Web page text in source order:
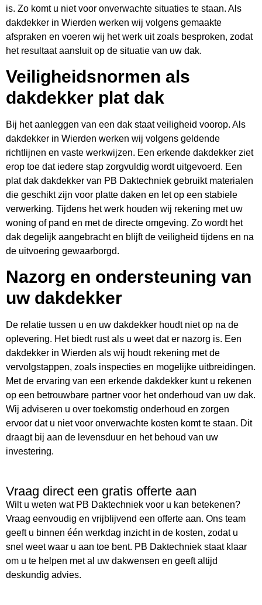
is. Zo komt u niet voor onverwachte situaties te staan. Als
dakdekker in Wierden werken wij volgens gemaakte
afspraken en voeren wij het werk uit zoals besproken, zodat
het resultaat aansluit op de situatie van uw dak.
Veiligheidsnormen als
dakdekker plat dak
Bij het aanleggen van een dak staat veiligheid voorop. Als
dakdekker in Wierden werken wij volgens geldende
richtlijnen en vaste werkwijzen. Een erkende dakdekker ziet
erop toe dat iedere stap zorgvuldig wordt uitgevoerd. Een
plat dak dakdekker van PB Daktechniek gebruikt materialen
die geschikt zijn voor platte daken en let op een stabiele
verwerking. Tijdens het werk houden wij rekening met uw
woning of pand en met de directe omgeving. Zo wordt het
dak degelijk aangebracht en blijft de veiligheid tijdens en na
de uitvoering gewaarborgd.
Nazorg en ondersteuning van
uw dakdekker
De relatie tussen u en uw dakdekker houdt niet op na de
oplevering. Het biedt rust als u weet dat er nazorg is. Een
dakdekker in Wierden als wij houdt rekening met de
vervolgstappen, zoals inspecties en mogelijke uitbreidingen.
Met de ervaring van een erkende dakdekker kunt u rekenen
op een betrouwbare partner voor het onderhoud van uw dak.
Wij adviseren u over toekomstig onderhoud en zorgen
ervoor dat u niet voor onverwachte kosten komt te staan. Dit
draagt bij aan de levensduur en het behoud van uw
investering.
Vraag direct een gratis offerte aan
Wilt u weten wat PB Daktechniek voor u kan betekenen?
Vraag eenvoudig en vrijblijvend een offerte aan. Ons team
geeft u binnen één werkdag inzicht in de kosten, zodat u
snel weet waar u aan toe bent. PB Daktechniek staat klaar
om u te helpen met al uw dakwensen en geeft altijd
deskundig advies.